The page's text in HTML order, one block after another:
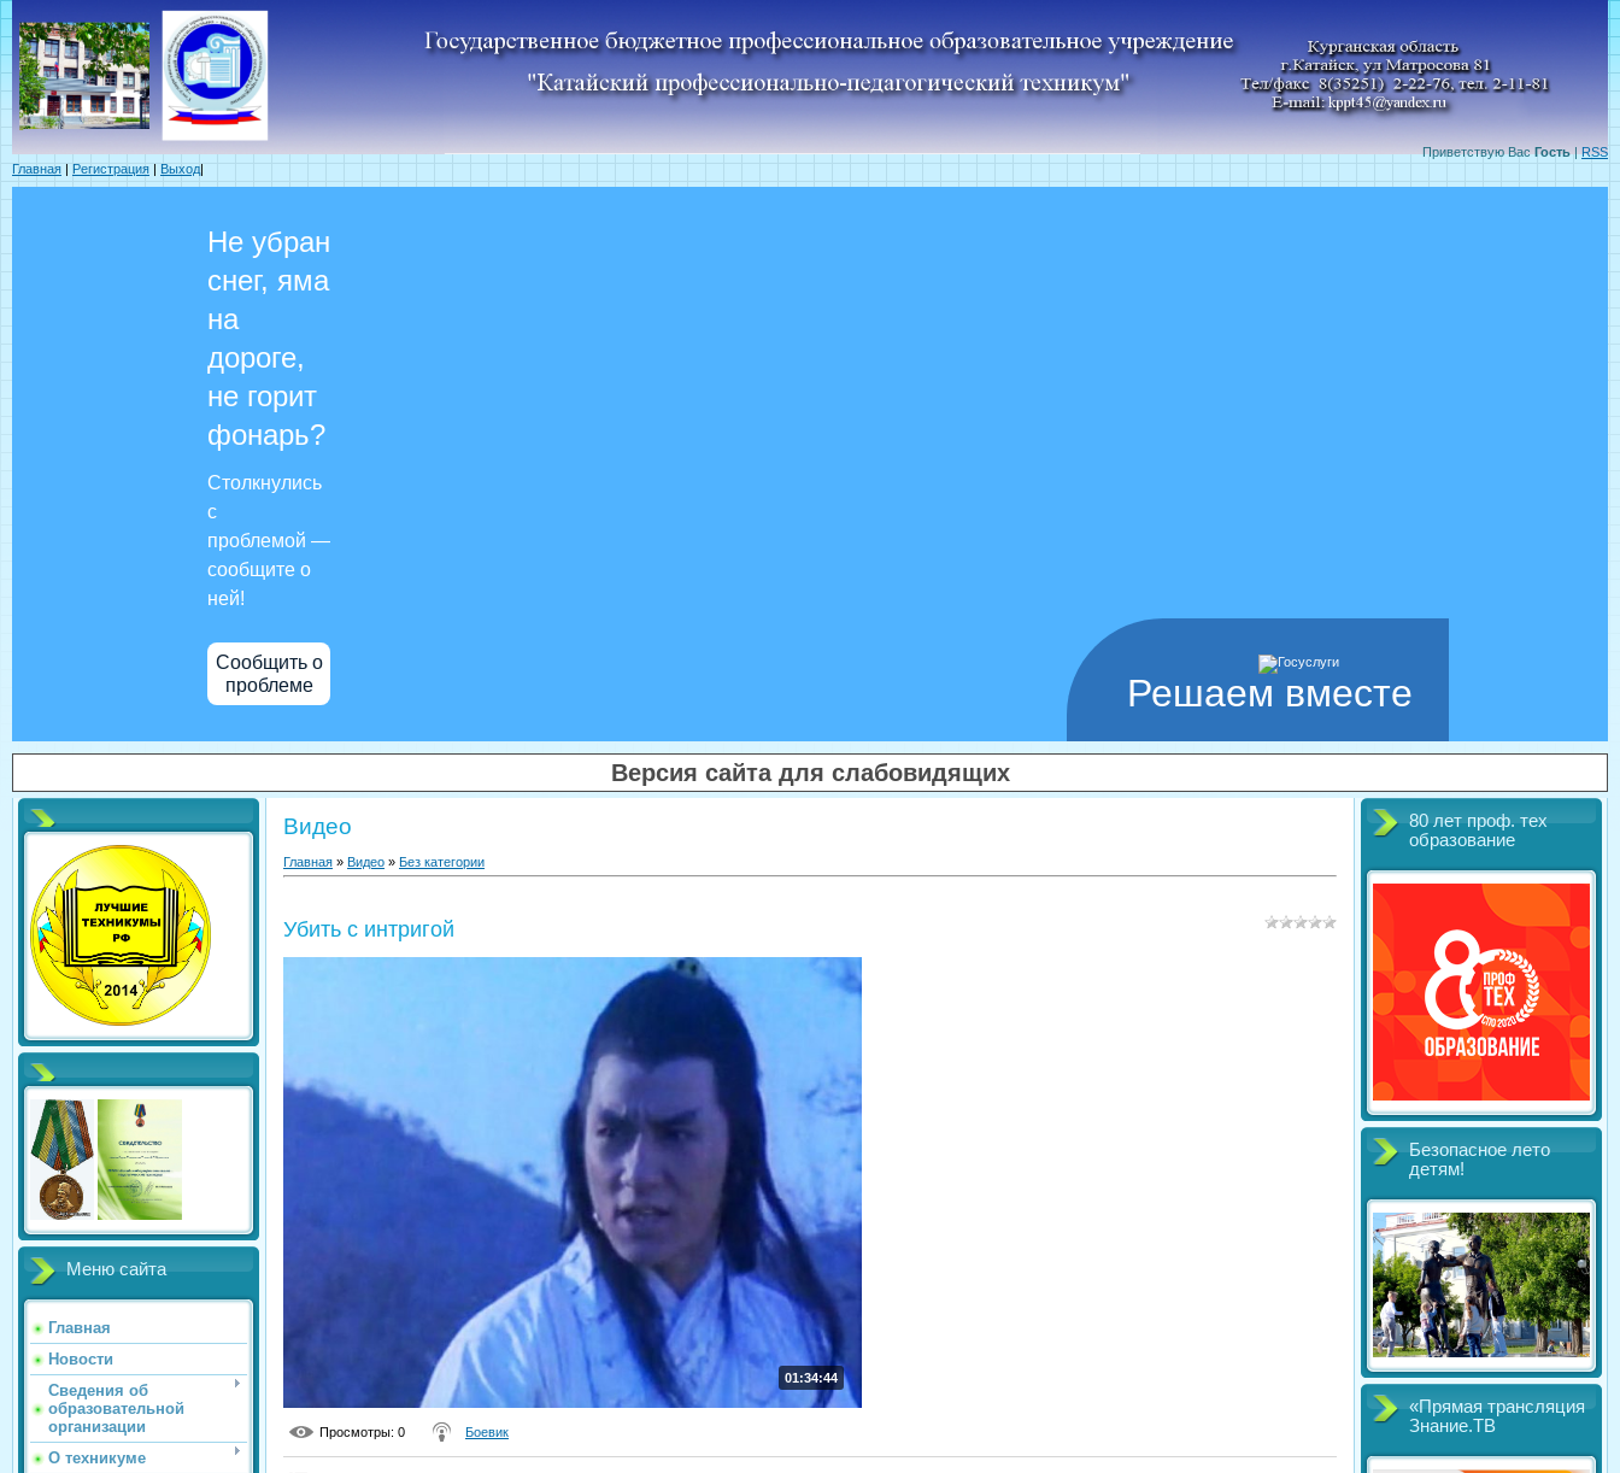
Приветствую Вас Гость|RSS
Главная | Регистрация | Выход|
Решаем вместе
Не убран
снег, яма
на
дороге,
не горит
фонарь?
Столкнулись
с
проблемой —
сообщите о
ней!
Сообщить о
проблеме
Версия сайта для слабовидящих
Меню сайта
Главная
Новости
Сведения об
образовательной
организации
О техникуме
Видео
Главная » Видео » Без категории
Убить с интригой
01:34:44
Просмотры: 0 Боевик
80 лет проф. тех
образование
Безопасное лето
детям!
«Прямая трансляция
Знание.ТВ